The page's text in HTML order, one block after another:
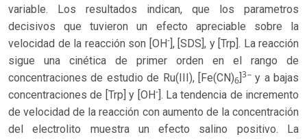
variable. Los resultados indican, que los parametros
decisivos que tuvieron un efecto apreciable sobre la
velocidad de la reacción son [OH-], [SDS], y [Trp]. La reacción
sigue una cinética de primer orden en el rango de
concentraciones de estudio de Ru(III), [Fe(CN)6] 3−y a bajas
concentraciones de [Trp] y [OH-]. La tendencia de incremento
de velocidad de la reacción con aumento de la concentración
del electrolito muestra un efecto salino positivo. La